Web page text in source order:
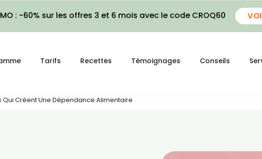
: -60% sur les offres 3 et 6 mois avec le code CROQ60
Tarifs Recettes Témoignages Conseils
Qui Créent Une Dépendance Alimentaire